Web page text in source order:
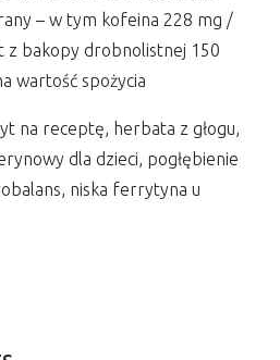
– w tym kofeina 228 mg /
z bakopy drobnolistnej 150
wartość spożycia
na receptę, herbata z głogu,
dla dzieci, pogłębienie
niska ferrytyna u